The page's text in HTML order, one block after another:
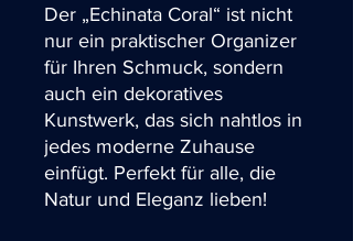
Der „Echinata Coral“ ist nicht
nur ein praktischer Organizer
für Ihren Schmuck, sondern
auch ein dekoratives
Kunstwerk, das sich nahtlos in
jedes moderne Zuhause
einfügt. Perfekt für alle, die
Natur und Eleganz lieben!